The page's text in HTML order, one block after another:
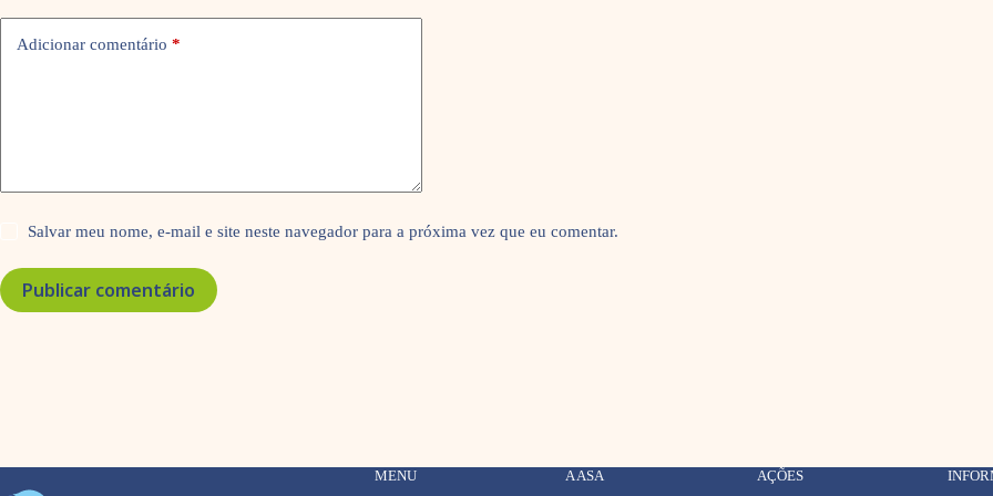
Adicionar comentário *
Salvar meu nome, e-mail e site neste navegador para a próxima vez que eu comentar.
Publicar comentário
MENU A ASA AÇÕES